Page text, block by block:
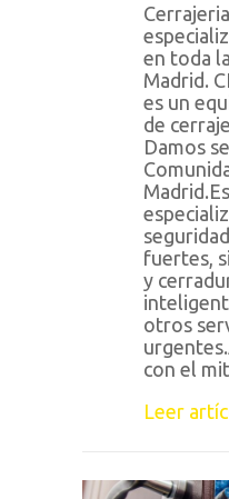
en toda
Madrid.
es un
de
Damos
fuertes,
y
otros
con el
Leer